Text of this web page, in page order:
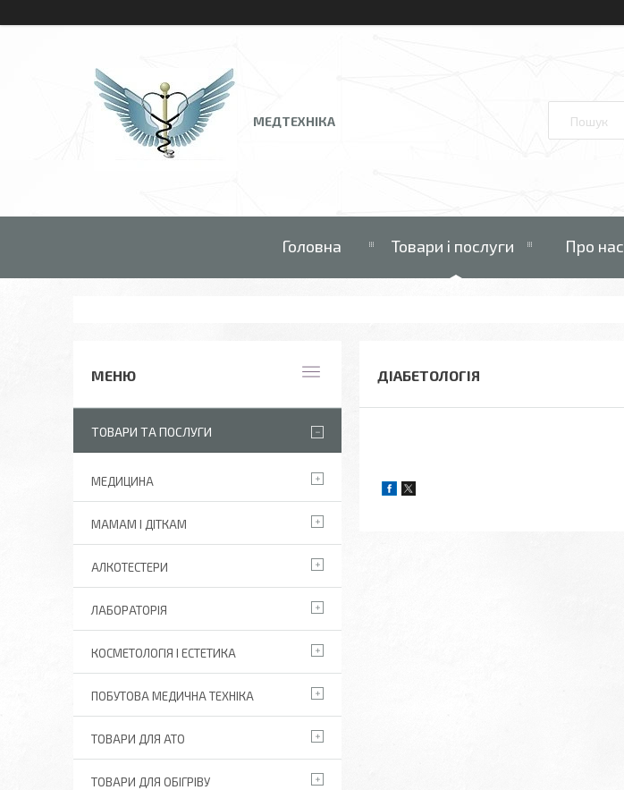
МЕДТЕХНІКА
Головна Товари і послуги Про нас
ДІАБЕТОЛОГІЯ
ТОВАРИ ТА ПОСЛУГИ
МЕДИЦИНА
МАМАМ І ДІТКАМ
АЛКОТЕСТЕРИ
ЛАБОРАТОРІЯ
КОСМЕТОЛОГІЯ І ЕСТЕТИКА
ПОБУТОВА МЕДИЧНА ТЕХНІКА
ТОВАРИ ДЛЯ АТО
ТОВАРИ ДЛЯ ОБІГРІВУ